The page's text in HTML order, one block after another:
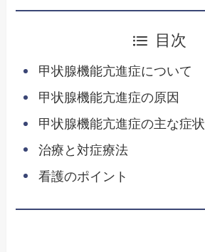
目次
甲状腺機能亢進症について
甲状腺機能亢進症の原因
甲状腺機能亢進症の主な症状
治療と対症療法
看護のポイント